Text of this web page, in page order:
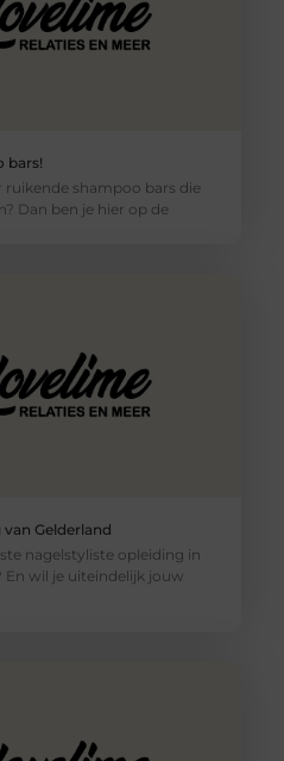
bars!
ruikende shampoo bars die
Dan ben je hier op de
Gelderland
nagelstyliste opleiding in
En wil je uiteindelijk jouw